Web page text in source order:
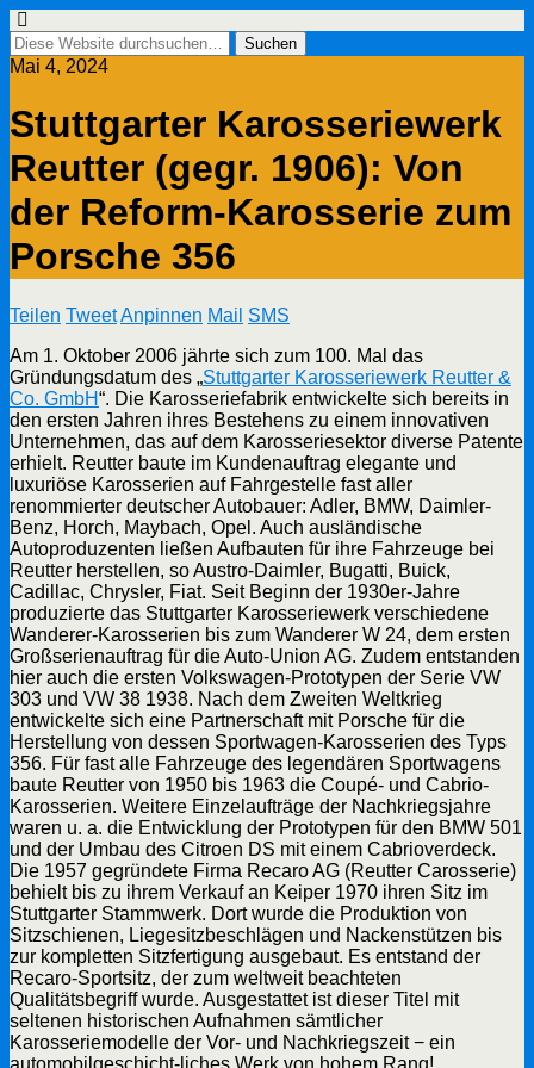
Mai 4, 2024
Stuttgarter Karosseriewerk
Reutter (gegr. 1906): Von
der Reform-Karosserie zum
Porsche 356
Teilen TweetAnpinnen Mail SMS
Am 1. Oktober 2006 jährte sich zum 100. Mal das
Gründungsdatum des „Stuttgarter Karosseriewerk Reutter &
Co. GmbH“. Die Karosseriefabrik entwickelte sich bereits in
den ersten Jahren ihres Bestehens zu einem innovativen
Unternehmen, das auf dem Karosseriesektor diverse Patente
erhielt. Reutter baute im Kundenauftrag elegante und
luxuriöse Karosserien auf Fahrgestelle fast aller
renommierter deutscher Autobauer: Adler, BMW, Daimler-
Benz, Horch, Maybach, Opel. Auch ausländische
Autoproduzenten ließen Aufbauten für ihre Fahrzeuge bei
Reutter herstellen, so Austro-Daimler, Bugatti, Buick,
Cadillac, Chrysler, Fiat. Seit Beginn der 1930er-Jahre
produzierte das Stuttgarter Karosseriewerk verschiedene
Wanderer-Karosserien bis zum Wanderer W 24, dem ersten
Großserienauftrag für die Auto-Union AG. Zudem entstanden
hier auch die ersten Volkswagen-Prototypen der Serie VW
303 und VW 38 1938. Nach dem Zweiten Weltkrieg
entwickelte sich eine Partnerschaft mit Porsche für die
Herstellung von dessen Sportwagen-Karosserien des Typs
356. Für fast alle Fahrzeuge des legendären Sportwagens
baute Reutter von 1950 bis 1963 die Coupé- und Cabrio-
Karosserien. Weitere Einzelaufträge der Nachkriegsjahre
waren u. a. die Entwicklung der Prototypen für den BMW 501
und der Umbau des Citroen DS mit einem Cabrioverdeck.
Die 1957 gegründete Firma Recaro AG (Reutter Carosserie)
behielt bis zu ihrem Verkauf an Keiper 1970 ihren Sitz im
Stuttgarter Stammwerk. Dort wurde die Produktion von
Sitzschienen, Liegesitzbeschlägen und Nackenstützen bis
zur kompletten Sitzfertigung ausgebaut. Es entstand der
Recaro-Sportsitz, der zum weltweit beachteten
Qualitätsbegriff wurde. Ausgestattet ist dieser Titel mit
seltenen historischen Aufnahmen sämtlicher
Karosseriemodelle der Vor- und Nachkriegszeit − ein
automobilgeschicht-liches Werk von hohem Rang!